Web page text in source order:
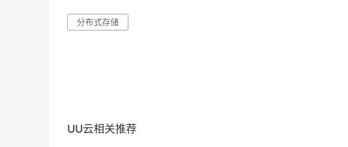
分布式存储
UU云相关推荐